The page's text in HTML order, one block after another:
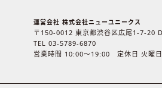
運営会社 株式会社ニューユニークス
〒150-0012 東京都渋谷区広尾1-7-20
TEL 03-5789-6870
営業時間 10:00〜19:00 定休日 火曜